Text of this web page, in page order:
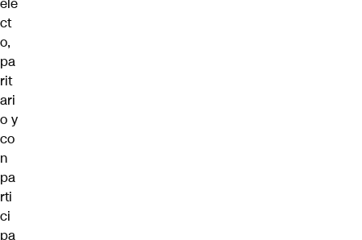
ct
o,
pa
rit
ari
o y
co
n
pa
rti
ci
pa